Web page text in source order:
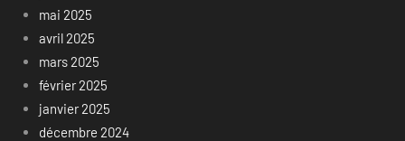
mai 2025
avril 2025
mars 2025
février 2025
janvier 2025
décembre 2024